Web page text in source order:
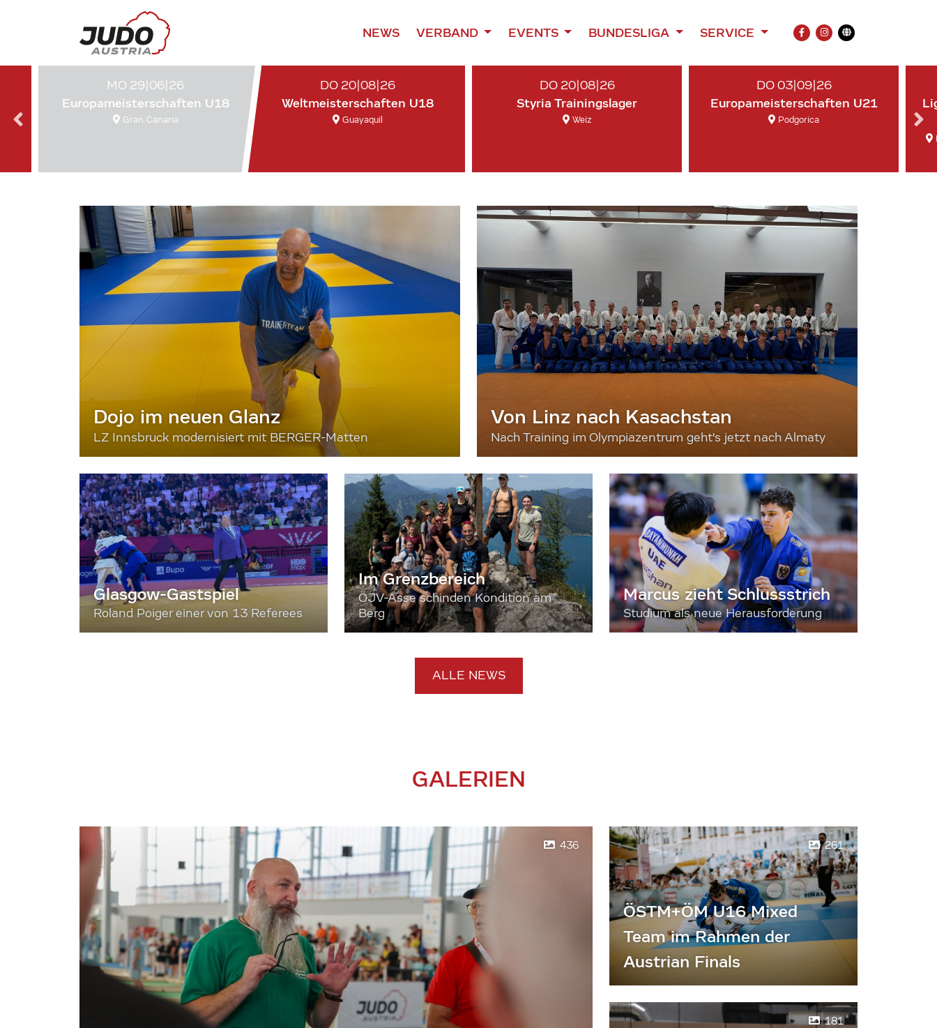
NEWS VERBAND EVENTS BUNDESLIGA SERVICE
FACEBOOK
INSTAGRAM
Übersetzung
MO 29|06|26
Europameisterschaften U18
Gran Canaria
DO 20|08|26
Weltmeisterschaften U18
Guayaquil
DO 20|08|26
Styria Trainingslager
Weiz
DO 03|09|26
Europameisterschaften U21
Podgorica
Dojo im neuen Glanz
LZ Innsbruck modernisiert mit BERGER-Matten
Von Linz nach Kasachstan
Nach Training im Olympiazentrum geht's jetzt nach Almaty
Glasgow-Gastspiel
Roland Poiger einer von 13 Referees
Im Grenzbereich
ÖJV-Asse schinden Kondition am
Berg
Marcus zieht Schlussstrich
Studium als neue Herausforderung
ALLE NEWS
GALERIEN
436 261
ÖSTM+ÖM U16 Mixed
Team im Rahmen der
Austrian Finals
181